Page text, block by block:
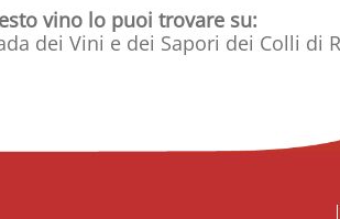
vino lo puoi trovare su:
dei Vini e dei Sapori dei Colli di